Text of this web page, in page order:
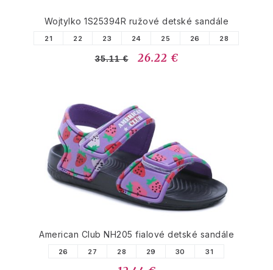
Wojtylko 1S25394R ružové detské sandále
21 22 23 24 25 26 28
35.11 € 26.22 €
American Club NH205 fialové detské sandále
26 27 28 29 30 31